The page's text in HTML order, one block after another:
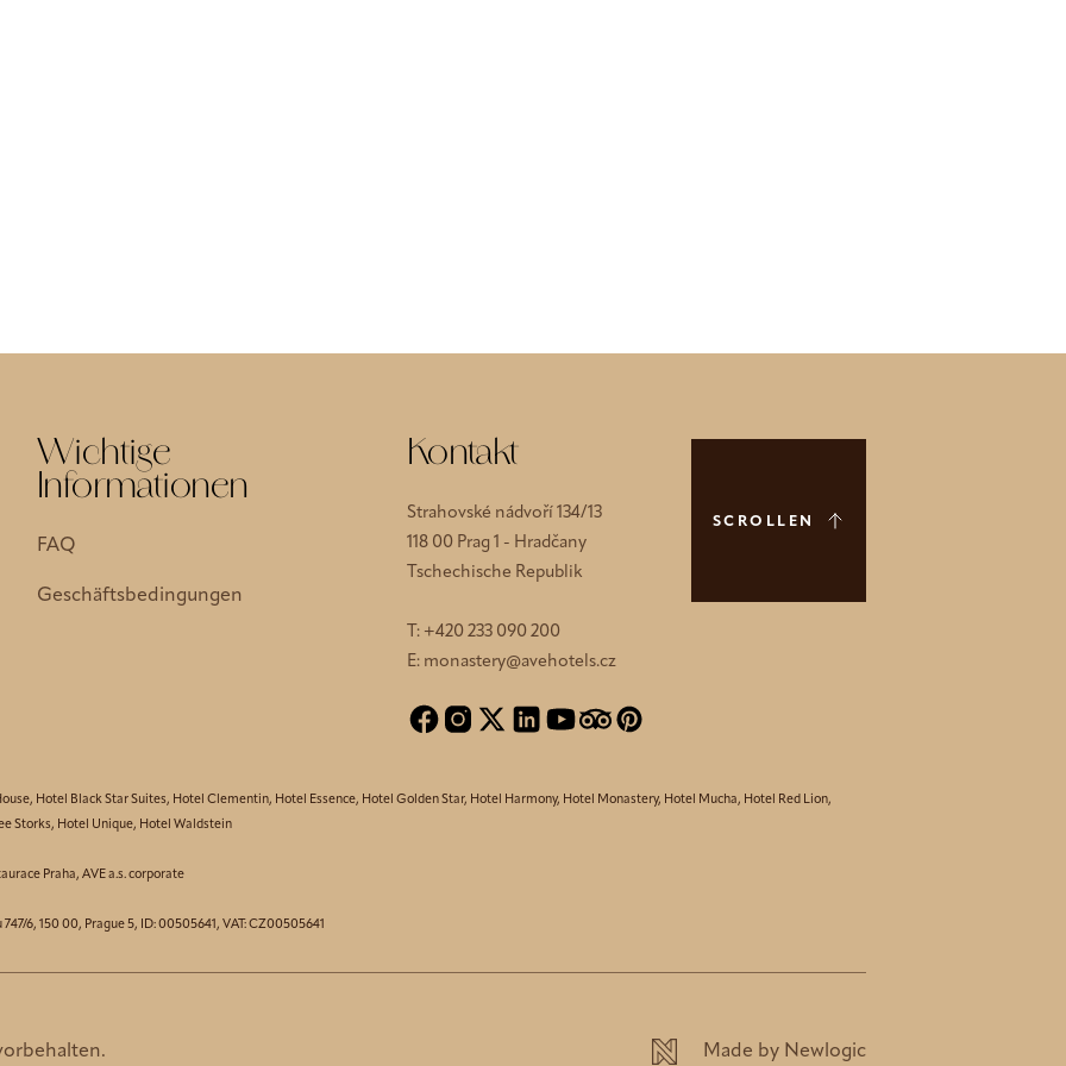
Wichtige
Informationen
FAQ
Geschäftsbedingungen
Kontakt
Strahovské nádvoří 134/13
118 00 Prag 1 - Hradčany
Tschechische Republik
T: +420 233 090 200
E: monastery@avehotels.cz
SCROLLEN
, Hotel Black Star Suites, Hotel Clementin, Hotel Essence, Hotel Golden Star, Hotel Harmony, Hotel Monastery, Hotel Mucha, Hotel Red Lion,
Storks, Hotel Unique, Hotel Waldstein
Praha,AVE a.s. corporate
747/6, 150 00, Prague 5, ID: 00505641, VAT: CZ00505641
Made by Newlogic